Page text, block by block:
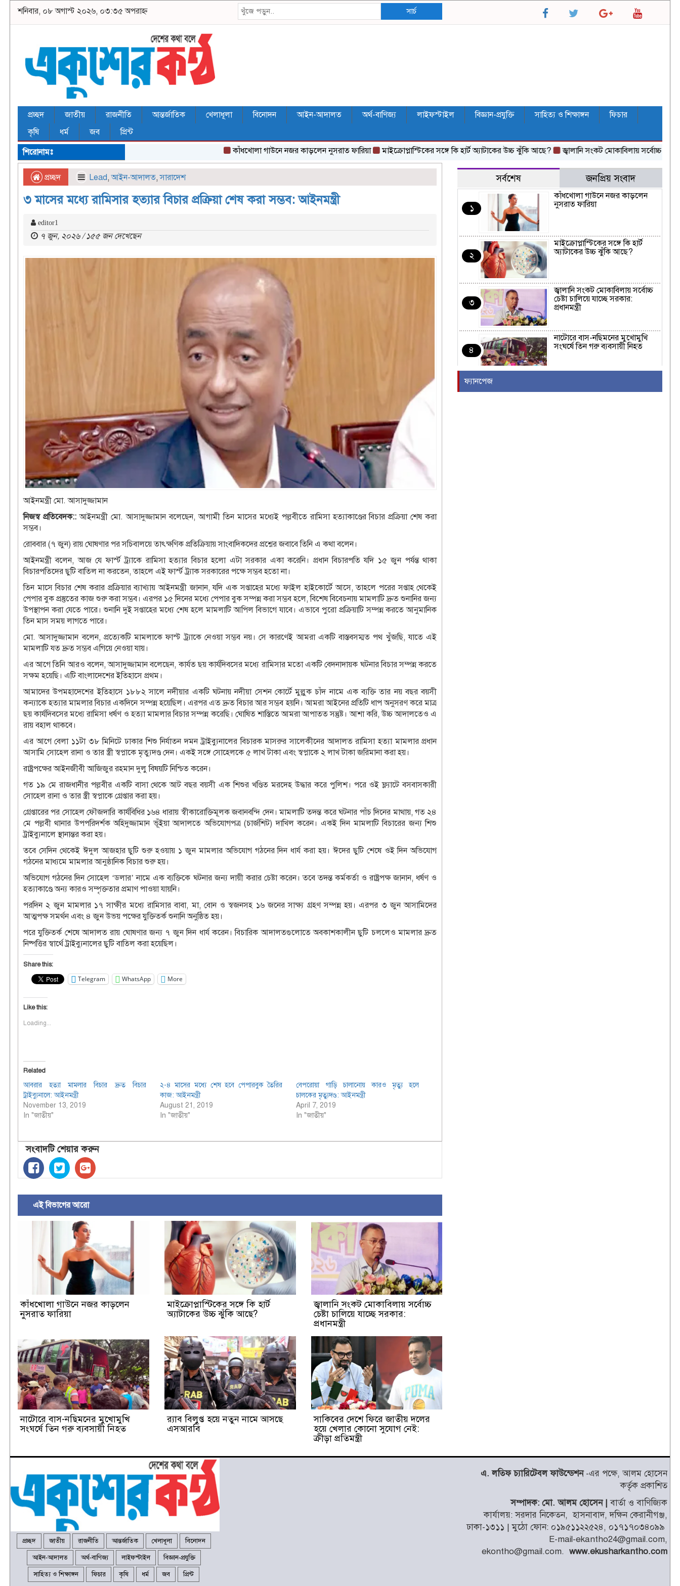
শনিবার, ০৮ অগাস্ট ২০২৬, ০৩:৩৫ অপরাহ্ন সার্চ
প্রচ্ছদ জাতীয় রাজনীতি আন্তর্জাতিক খেলাধূলা বিনোদন আইন-আদালত অর্থ-বাণিজ্য লাইফস্টাইল বিজ্ঞান-প্রযুক্তি সাহিত্য ও শিক্ষাঙ্গন
ফিচার
কৃষি
ধর্ম জব
প্রিন্ট
শিরোনামঃ
কাঁধখোলা গাউনে নজর কাড়লেন নুসরাত ফারিয়া মাইক্রোপ্লাস্টিকের সঙ্গে কি হার্ট অ্যাটাকের উচ্চ ঝুঁকি আছে? জ্বালানি সংকট মোকাবিলায় সর্বোচ্চ চেষ্টা চালিয়ে
প্রচ্ছদ Lead,আইন-আদালত,সারাদেশ
৩ মাসের মধ্যে রামিসার হত্যার বিচার প্রক্রিয়া শেষ করা সম্ভব: আইনমন্ত্রী
editor1
৭ জুন, ২০২৬ / ১৫৫ জন দেখেছেন
আইনমন্ত্রী মো. আসাদুজ্জামান
নিজস্ব প্রতিবেদক::আইনমন্ত্রী মো. আসাদুজ্জামান বলেছেন, আগামী তিন মাসের মধ্যেই পল্লবীতে রামিসা হত্যাকাণ্ডের বিচার প্রক্রিয়া শেষ করা
সম্ভব।
রোববার (৭ জুন) রায় ঘোষণার পর সচিবালয়ে তাৎক্ষণিক প্রতিক্রিয়ায় সাংবাদিকদের প্রশ্নের জবাবে তিনি এ কথা বলেন।
আইনমন্ত্রী বলেন, আজ যে ফার্স্ট ট্র্যাকে রামিসা হত্যার বিচার হলো এটা সরকার একা করেনি। প্রধান বিচারপতি যদি ১৫ জুন পর্যন্ত থাকা
বিচারপতিদের ছুটি বাতিল না করতেন, তাহলে এই ফার্স্ট ট্র্যাক সরকারের পক্ষে সম্ভব হতো না।
তিন মাসে বিচার শেষ করার প্রক্রিয়ার ব্যাখ্যায় আইনমন্ত্রী জানান, যদি এক সপ্তাহের মধ্যে ফাইল হাইকোর্টে আসে, তাহলে পরের সপ্তাহ থেকেই
পেপার বুক প্রস্তুতের কাজ শুরু করা সম্ভব। এরপর ১৫ দিনের মধ্যে পেপার বুক সম্পন্ন করা সম্ভব হলে, বিশেষ বিবেচনায় মামলাটি দ্রুত শুনানির জন্য
উপস্থাপন করা যেতে পারে। শুনানি দুই সপ্তাহের মধ্যে শেষ হলে মামলাটি আপিল বিভাগে যাবে। এভাবে পুরো প্রক্রিয়াটি সম্পন্ন করতে আনুমানিক
তিন মাস সময় লাগতে পারে।
মো. আসাদুজ্জামান বলেন, প্রত্যেকটি মামলাকে ফাস্ট ট্র্যাকে নেওয়া সম্ভব নয়। সে কারণেই আমরা একটি বাস্তবসম্মত পথ খুঁজছি, যাতে এই
মামলাটি যত দ্রুত সম্ভব এগিয়ে নেওয়া যায়।
এর আগে তিনি আরও বলেন, আসাদুজ্জামান বলেছেন, কার্যত ছয় কার্যদিবসের মধ্যে রামিসার মতো একটি বেদনাদায়ক ঘটনার বিচার সম্পন্ন করতে
সক্ষম হয়েছি। এটি বাংলাদেশের ইতিহাসে প্রথম।
আমাদের উপমহাদেশের ইতিহাসে ১৮৮২ সালে নদীয়ার একটি ঘটনায় নদীয়া সেশন কোর্টে মুল্লুক চাঁদ নামে এক ব্যক্তি তার নয় বছর বয়সী
কন্যাকে হত্যার মামলার বিচার একদিনে সম্পন্ন হয়েছিল। এরপর এত দ্রুত বিচার আর সম্ভব হয়নি। আমরা আইনের প্রতিটি ধাপ অনুসরণ করে মাত্র
ছয় কার্যদিবসের মধ্যে রামিসা ধর্ষণ ও হত্যা মামলার বিচার সম্পন্ন করেছি। ঘোষিত শাস্তিতে আমরা আপাতত সন্তুষ্ট। আশা করি, উচ্চ আদালতেও এ
রায় বহাল থাকবে।
এর আগে বেলা ১১টা ৩৮ মিনিটে ঢাকার শিশু নির্যাতন দমন ট্রাইব্যুনালের বিচারক মাসরুর সালেকীনের আদালত রামিসা হত্যা মামলার প্রধান
আসামি সোহেল রানা ও তার স্ত্রী স্বপ্নাকে মৃত্যুদণ্ড দেন। একই সঙ্গে সোহেলকে ৫ লাখ টাকা এবং স্বপ্নাকে ২ লাখ টাকা জরিমানা করা হয়।
রাষ্ট্রপক্ষের আইনজীবী আজিজুর রহমান দুলু বিষয়টি নিশ্চিত করেন।
গত ১৯ মে রাজধানীর পল্লবীর একটি বাসা থেকে আট বছর বয়সী এক শিশুর খণ্ডিত মরদেহ উদ্ধার করে পুলিশ। পরে ওই ফ্ল্যাটে বসবাসকারী
সোহেল রানা ও তার স্ত্রী স্বপ্নাকে গ্রেপ্তার করা হয়।
গ্রেপ্তারের পর সোহেল ফৌজদারি কার্যবিধির ১৬৪ ধারায় স্বীকারোক্তিমূলক জবানবন্দি দেন। মামলাটি তদন্ত করে ঘটনার পাঁচ দিনের মাথায়, গত ২৪
মে পল্লবী থানার উপপরিদর্শক অহিদুজ্জামান ভূঁইয়া আদালতে অভিযোগপত্র (চার্জশিট) দাখিল করেন। একই দিন মামলাটি বিচারের জন্য শিশু
ট্রাইব্যুনালে স্থানান্তর করা হয়।
তবে সেদিন থেকেই ঈদুল আজহার ছুটি শুরু হওয়ায় ১ জুন মামলার অভিযোগ গঠনের দিন ধার্য করা হয়। ঈদের ছুটি শেষে ওই দিন অভিযোগ
গঠনের মাধ্যমে মামলার আনুষ্ঠানিক বিচার শুরু হয়।
অভিযোগ গঠনের দিন সোহেল ‘ডলার’ নামে এক ব্যক্তিকে ঘটনার জন্য দায়ী করার চেষ্টা করেন। তবে তদন্ত কর্মকর্তা ও রাষ্ট্রপক্ষ জানান, ধর্ষণ ও
হত্যাকাণ্ডে অন্য কারও সম্পৃক্ততার প্রমাণ পাওয়া যায়নি।
পরদিন ২ জুন মামলার ১৭ সাক্ষীর মধ্যে রামিসার বাবা, মা, বোন ও স্বজনসহ ১৬ জনের সাক্ষ্য গ্রহণ সম্পন্ন হয়। এরপর ৩ জুন আসামিদের
আত্মপক্ষ সমর্থন এবং ৪ জুন উভয় পক্ষের যুক্তিতর্ক শুনানি অনুষ্ঠিত হয়।
পরে যুক্তিতর্ক শেষে আদালত রায় ঘোষণার জন্য ৭ জুন দিন ধার্য করেন। বিচারিক আদালতগুলোতে অবকাশকালীন ছুটি চললেও মামলার দ্রুত
নিষ্পত্তির স্বার্থে ট্রাইব্যুনালের ছুটি বাতিল করা হয়েছিল।
Share this:
Telegram WhatsApp More
Like this:
Loading...
Related
আবরার হত্যা মামলার বিচার দ্রুত বিচার
ট্রাইব্যুনালে: আইনমন্ত্রী
November 13, 2019
In "জাতীয়"
২-৪ মাসের মধ্যে শেষ হবে পেপারবুক তৈরির
কাজ: আইনমন্ত্রী
August 21, 2019
In "জাতীয়"
বেপরোয়া গাড়ি চালানোয় কারও মৃত্যু হলে
চালকের মৃত্যুদণ্ড: আইনমন্ত্রী
April 7, 2019
In "জাতীয়"
সংবাদটি শেয়ার করুন
এই বিভাগের আরো
কাঁধখোলা গাউনে নজর কাড়লেন
নুসরাত ফারিয়া
মাইক্রোপ্লাস্টিকের সঙ্গে কি হার্ট
অ্যাটাকের উচ্চ ঝুঁকি আছে?
জ্বালানি সংকট মোকাবিলায় সর্বোচ্চ
চেষ্টা চালিয়ে যাচ্ছে সরকার:
প্রধানমন্ত্রী
নাটোরে বাস-নছিমনের মুখোমুখি
সংঘর্ষে তিন গরু ব্যবসায়ী নিহত
র‍্যাব বিলুপ্ত হয়ে নতুন নামে আসছে
এসআরবি
সাকিবের দেশে ফিরে জাতীয় দলের
হয়ে খেলার কোনো সুযোগ নেই:
ক্রীড়া প্রতিমন্ত্রী
সর্বশেষ জনপ্রিয় সংবাদ
১
কাঁধখোলা গাউনে নজর কাড়লেন
নুসরাত ফারিয়া
২
মাইক্রোপ্লাস্টিকের সঙ্গে কি হার্ট
অ্যাটাকের উচ্চ ঝুঁকি আছে?
৩
জ্বালানি সংকট মোকাবিলায় সর্বোচ্চ
চেষ্টা চালিয়ে যাচ্ছে সরকার:
প্রধানমন্ত্রী
৪
নাটোরে বাস-নছিমনের মুখোমুখি
সংঘর্ষে তিন গরু ব্যবসায়ী নিহত
এসআরবি
ফ্যানপেজ
প্রচ্ছদ জাতীয় রাজনীতি আন্তর্জাতিক খেলাধূলা বিনোদন
আইন-আদালত অর্থ-বাণিজ্য লাইফস্টাইল বিজ্ঞান-প্রযুক্তি
সাহিত্য ও শিক্ষাঙ্গন ফিচার কৃষি ধর্ম জব প্রিন্ট
এ. লতিফ চ্যারিটেবল ফাউন্ডেশন-এর পক্ষে, আলম হোসেন
কর্তৃক প্রকাশিত
সম্পাদক: মো. আলম হোসেন |বার্তা ও বাণিজ্যিক
কার্যালয়: সরদার নিকেতন, হাসনাবাদ, দক্ষিন কেরানীগঞ্জ,
ঢাকা-১৩১১ | মুঠো ফোন: ০১৯৫১১২২৫২৪, ০১৭১৭০৩৪০৯৯
E-mail-ekantho24@gmail.com,
ekontho@gmail.com. www.ekusharkantho.com